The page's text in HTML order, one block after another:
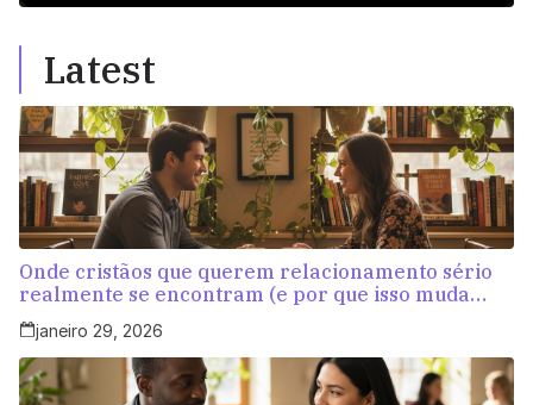
Latest
Onde cristãos que querem relacionamento sério
realmente se encontram (e por que isso muda
tudo)
janeiro 29, 2026